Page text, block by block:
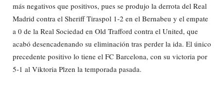
más negativos que positivos, pues se produjo la derrota del Real
Madrid contra el Sheriff Tiraspol 1-2 en el Bernabeu y el empate
a 0 de la Real Sociedad en Old Trafford contra el United, que
acabó desencadenando su eliminación tras perder la ida. El único
precedente positivo lo tiene el FC Barcelona, con su victoria por
5-1 al Viktoria Plzen la temporada pasada.